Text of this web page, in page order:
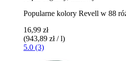
Popularne kolory Revell w 88
16,99 zł
(943,89 zł / l)
5.0 (3)